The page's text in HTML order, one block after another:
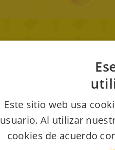
Este sitio web usa
usuario. Al utilizar
cookies de acuerdo